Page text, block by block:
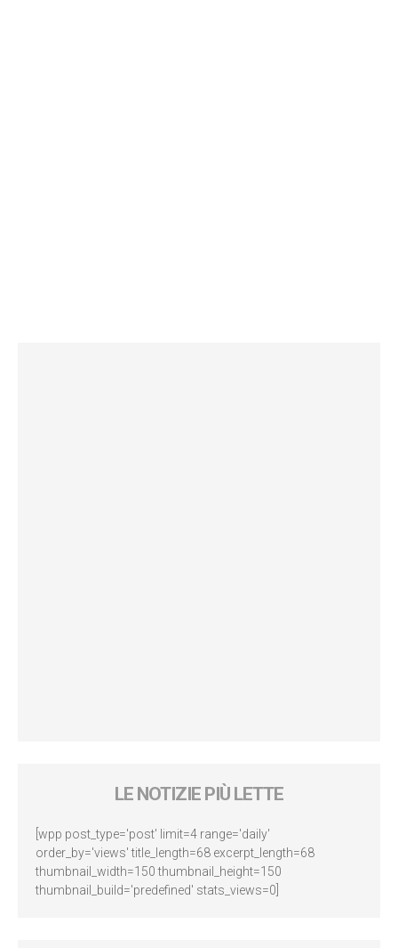
LE NOTIZIE PIÙ LETTE
[wpp post_type='post' limit=4 range='daily'
order_by='views' title_length=68 excerpt_length=68
thumbnail_width=150 thumbnail_height=150
thumbnail_build='predefined' stats_views=0]